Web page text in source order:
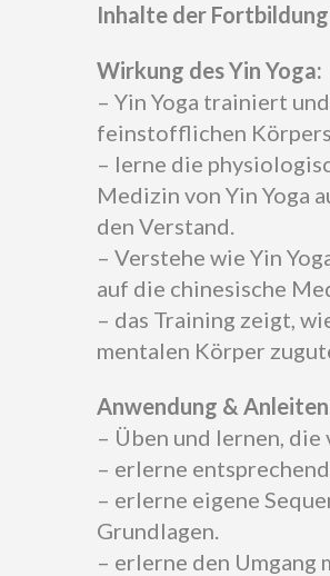
Inhalte der
Wirkung des Yin Yoga:
– Yin Yoga trainiert
feinstofflichen
– lerne die
Medizin von Yin Yoga
den Verstand.
– Verstehe wie Yin
auf die chinesische
– das Training zeigt,
mentalen Körper
Anwendung &
– Üben und lernen,
– erlerne
– erlerne eigene
Grundlagen.
– erlerne den Umgang